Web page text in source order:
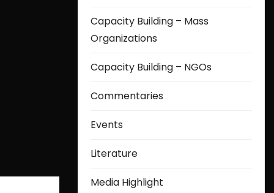
Capacity Building – Mass
Organizations
Capacity Building – NGOs
Commentaries
Events
Literature
Media Highlight